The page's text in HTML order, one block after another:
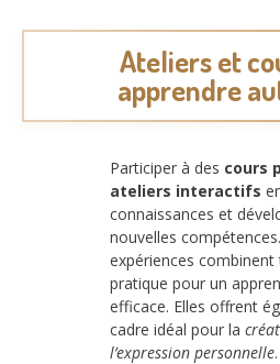
Ateliers et
apprendre
Participer à des cours
ateliers interactifs
connaissances et
nouvelles
expériences
pratique pour un
efficace. Elles offrent
cadre idéal pour la
l’expression personnelle